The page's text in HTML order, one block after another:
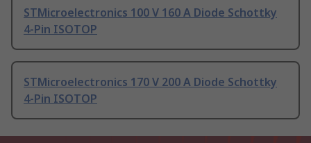
STMicroelectronics 100 V 160 A Diode Schottky
4-Pin ISOTOP
STMicroelectronics 170 V 200 A Diode Schottky
4-Pin ISOTOP